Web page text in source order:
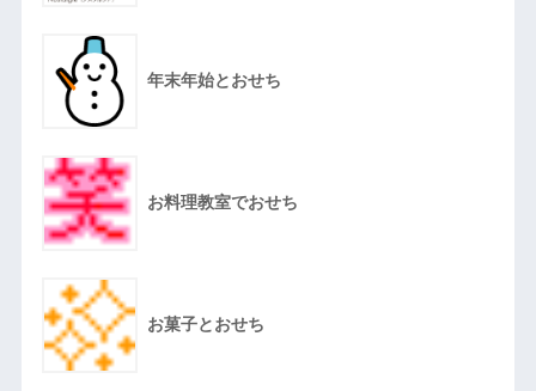
年末年始とおせち
お料理教室でおせち
お菓子とおせち